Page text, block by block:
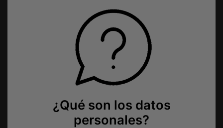
¿Qué son los datos
personales?